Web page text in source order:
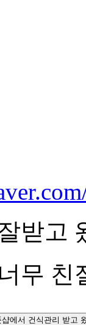
받고
무 친
에서 건식관리 받고